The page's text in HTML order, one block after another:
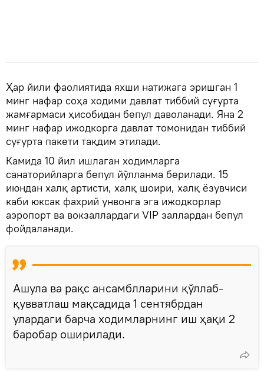
Ҳар йили фаолиятида яхши натижага эришган 1
минг нафар соҳа ходими давлат тиббий суғурта
жамғармаси ҳисобидан бепул даволанади. Яна 2
минг нафар ижодкорга давлат томонидан тиббий
суғурта пакети тақдим этилади.
Камида 10 йил ишлаган ходимларга
санаторийларга бепул йўлланма берилади. 15
июндан халқ артисти, халқ шоири, халқ ёзувчиси
каби юксак фахрий унвонга эга ижодкорлар
аэропорт ва вокзаллардаги VIP заллардан бепул
фойдаланади.
Ашула ва рақс ансамблларини қўллаб-
қувватлаш мақсадида 1 сентябрдан
улардаги барча ходимларнинг иш ҳақи 2
баробар оширилади.